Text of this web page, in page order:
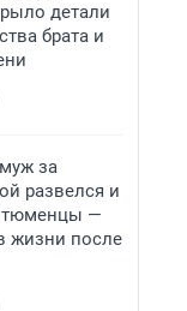
детали
брата и
за
развелся и
тюменцы —
жизни после